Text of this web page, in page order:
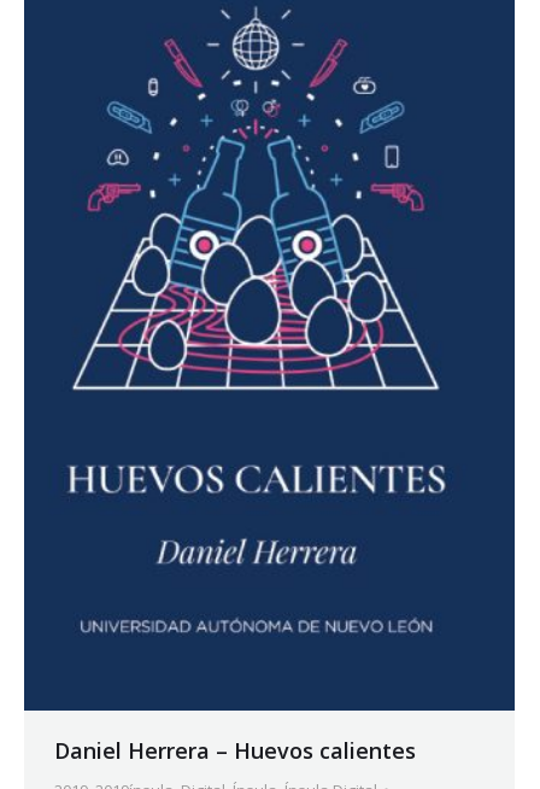
Daniel Herrera – Huevos calientes